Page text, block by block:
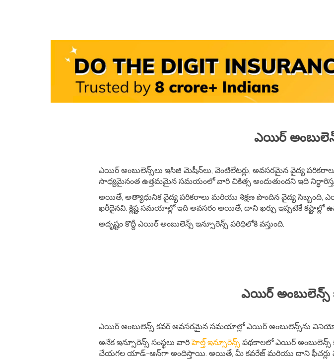
ఎయిర్
ఎయిర్ అంబులెన్స్‌లు ఇసిజి మెషీన్‌లు, వెంటిలేటర్లు, అవసరమైన వైద్య
సాధ్యమైనంత ఉత్తమమైన సమయంలో వారి చికిత్స అందుతుందని ఇది
అయితే, అత్యాధునిక వైద్య పరికరాలు మరియు శిక్షణ పొందిన వైద్య సిబ్బంది,
ఖరీదైనవి. క్లిష్ట సమయాల్లో ఇది అవసరం అయితే, దాని ఖర్చు ఇప్పటికే కష్టాల్లో
అదృష్టం కొద్దీ ఎయిర్ అంబులెన్స్ ఇన్సూరెన్స్ పరిధిలోకి వస్తుంది.
ఎయిర్
ఎయిర్ అంబులెన్స్ కవర్ అవసరమైన సమయాల్లో ఎయిర్ అంబులెన్స్‌ను
అనేక ఇన్సూరెన్స్ సంస్థలు వారిహెల్త్ ఇన్సూరెన్స్పథకాలలో ఎయిర్ అంబులెన్స్
చేయగల యాడ్-ఆన్‌గా అందిస్తాయి. అయితే, మీ కవరేజ్ మరియు దాని ఫీచర్లు